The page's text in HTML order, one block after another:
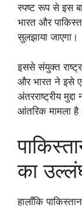
स्पष्ट रूप से इस
भारत और
सुलझाया जाएगा।
इससे संयुक्त
और भारत ने इसे
अंतरराष्ट्रीय
आंतरिक मामला
का
हालाँकि